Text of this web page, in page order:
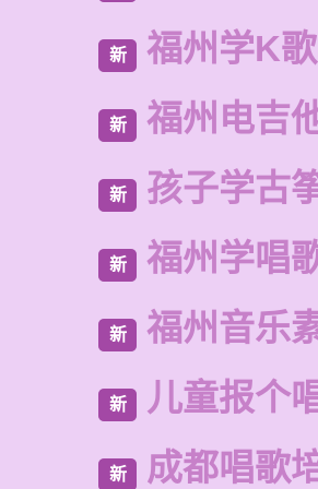
新 福州学K
新 福州电吉
新 孩子学古
新 福州学唱
新 福州音乐
新 儿童报个
新 成都唱歌